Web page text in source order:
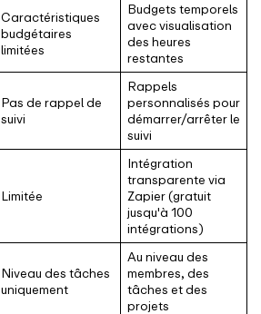
Caractéristiques
budgétaires
limitées
Budgets temporels
avec visualisation
des heures
restantes
Pas de rappel de
suivi
Rappels
personnalisés pour
démarrer/arrêter le
suivi
Limitée
Intégration
transparente via
Zapier (gratuit
jusqu'à 100
intégrations)
Niveau des tâches
uniquement
Au niveau des
membres, des
tâches et des
projets